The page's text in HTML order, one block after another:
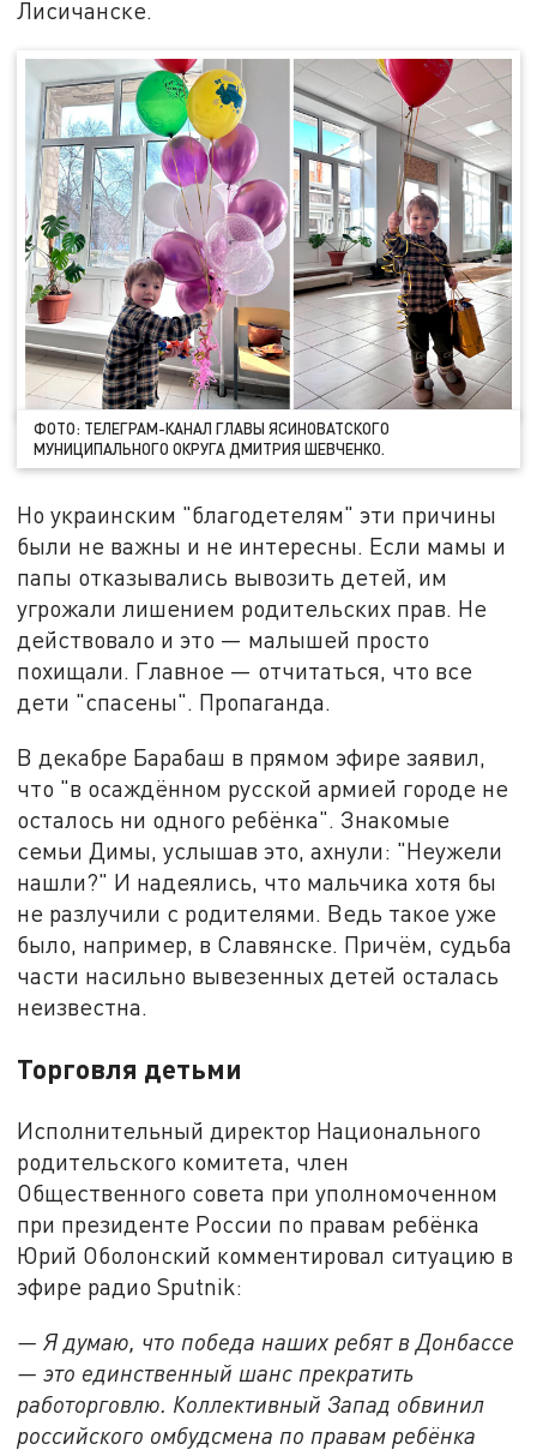
Лисичанске.
ФОТО: ТЕЛЕГРАМ-КАНАЛ ГЛАВЫ ЯСИНОВАТСКОГО
МУНИЦИПАЛЬНОГО ОКРУГА ДМИТРИЯ ШЕВЧЕНКО.
Но украинским "благодетелям" эти причины
были не важны и не интересны. Если мамы и
папы отказывались вывозить детей, им
угрожали лишением родительских прав. Не
действовало и это — малышей просто
похищали. Главное — отчитаться, что все
дети "спасены". Пропаганда.
В декабре Барабаш в прямом эфире заявил,
что "в осаждённом русской армией городе не
осталось ни одного ребёнка". Знакомые
семьи Димы, услышав это, ахнули: "Неужели
нашли?" И надеялись, что мальчика хотя бы
не разлучили с родителями. Ведь такое уже
было, например, в Славянске. Причём, судьба
части насильно вывезенных детей осталась
неизвестна.
Торговля детьми
Исполнительный директор Национального
родительского комитета, член
Общественного совета при уполномоченном
при президенте России по правам ребёнка
Юрий Оболонский комментировал ситуацию в
эфире радио Sputnik:
— Я думаю, что победа наших ребят в Донбассе
— это единственный шанс прекратить
работорговлю. Коллективный Запад обвинил
российского омбудсмена по правам ребёнка